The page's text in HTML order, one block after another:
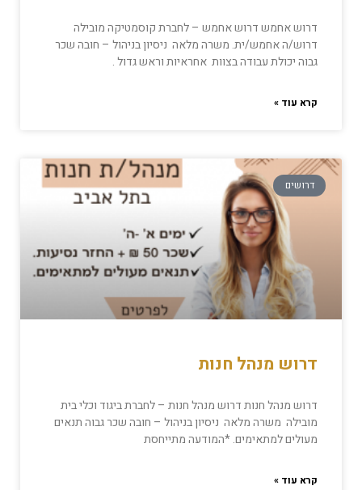
דרוש אחמש דרוש אחמש – לחברת קוסמטיקה מובילה
דרוש/ה אחמש/ית. משרה מלאה ניסיון בניהול – חובה שכר
גבוה יכולת עבודה בצוות אחראיות וראש גדול .
קרא עוד »
דרושים
דרוש מנהל חנות
דרוש מנהל חנות דרוש מנהל חנות – לחברת ביגוד וכלי בית
מובילה משרה מלאה ניסיון בניהול – חובה שכר גבוה תנאים
מעולים למתאימים. *המודעה מתייחסת
קרא עוד »